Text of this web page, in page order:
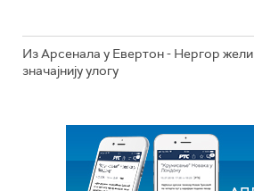
Из Арсенала у Евертон - Нергор жели
значајнију улогу